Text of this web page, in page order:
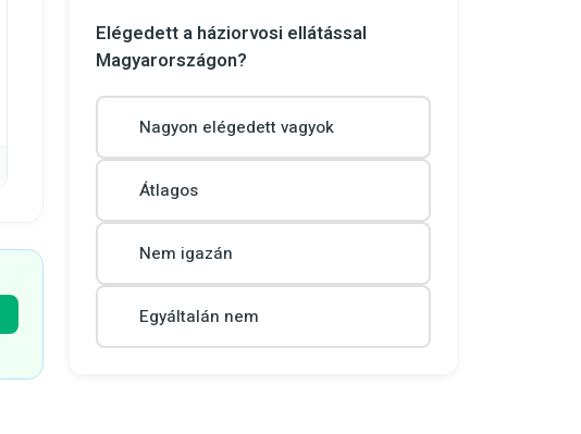
Elégedett a háziorvosi ellátással
Magyarországon?
Nagyon elégedett vagyok
Átlagos
Nem igazán
Egyáltalán nem